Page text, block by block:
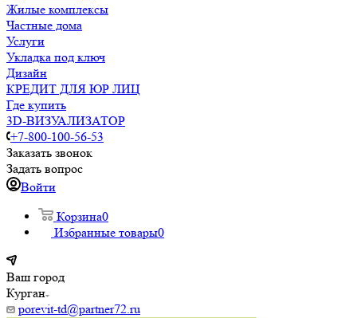
Жилые комплексы
Частные дома
Услуги
Укладка под ключ
Дизайн
КРЕДИТ ДЛЯ ЮР ЛИЦ
Где купить
3D-ВИЗУАЛИЗАТОР
+7-800-100-56-53
Заказать звонок
Задать вопрос
Войти
Корзина0
Избранные товары0
Ваш город
Курган
porevit-td@partner72.ru